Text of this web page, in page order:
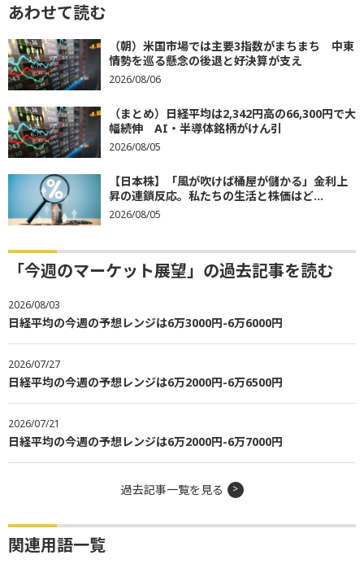
あわせて読む
（朝）米国市場では主要3指数がまちまち 中東
情勢を巡る懸念の後退と好決算が支え
2026/08/06
（まとめ）日経平均は2,342円高の66,300円で大
幅続伸 AI・半導体銘柄がけん引
2026/08/05
【日本株】「風が吹けば桶屋が儲かる」金利上
昇の連鎖反応。私たちの生活と株価はど...
2026/08/05
「今週のマーケット展望」の過去記事を読む
2026/08/03
日経平均の今週の予想レンジは6万3000円-6万6000円
2026/07/27
日経平均の今週の予想レンジは6万2000円-6万6500円
2026/07/21
日経平均の今週の予想レンジは6万2000円-6万7000円
過去記事一覧を見る
関連用語一覧